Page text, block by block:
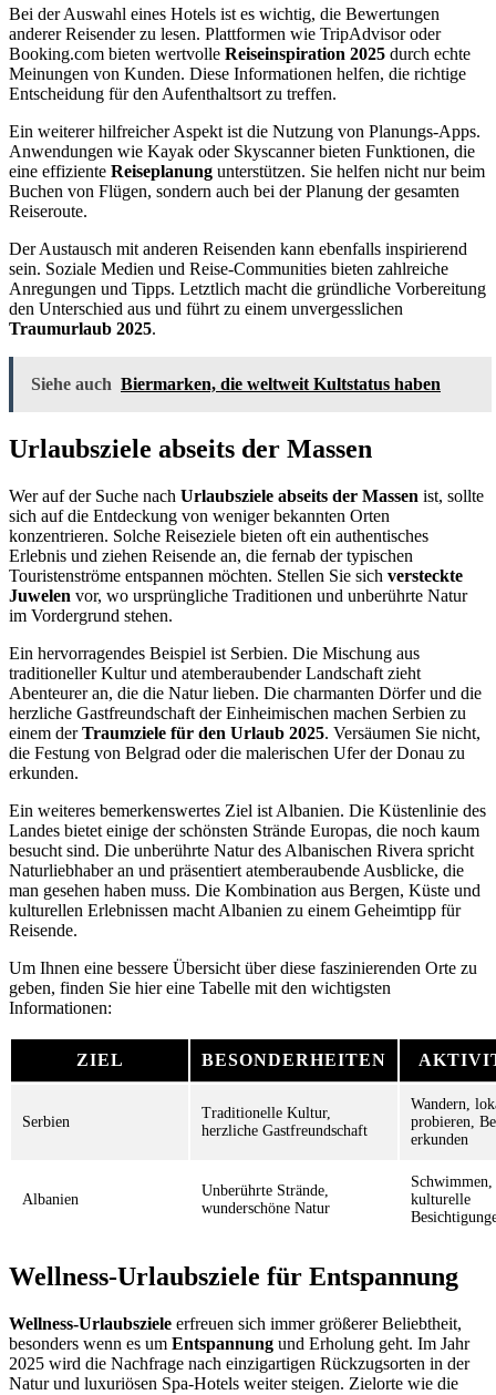
Bei der Auswahl eines Hotels ist es wichtig, die Bewertungen
anderer Reisender zu lesen. Plattformen wie TripAdvisor oder
Booking.com bieten wertvolle Reiseinspiration 2025 durch echte
Meinungen von Kunden. Diese Informationen helfen, die richtige
Entscheidung für den Aufenthaltsort zu treffen.
Ein weiterer hilfreicher Aspekt ist die Nutzung von Planungs-Apps.
Anwendungen wie Kayak oder Skyscanner bieten Funktionen, die
eine effiziente Reiseplanung unterstützen. Sie helfen nicht nur beim
Buchen von Flügen, sondern auch bei der Planung der gesamten
Reiseroute.
Der Austausch mit anderen Reisenden kann ebenfalls inspirierend
sein. Soziale Medien und Reise-Communities bieten zahlreiche
Anregungen und Tipps. Letztlich macht die gründliche Vorbereitung
den Unterschied aus und führt zu einem unvergesslichen
Traumurlaub 2025.
Siehe auch Biermarken, die weltweit Kultstatus haben
Urlaubsziele abseits der Massen
Wer auf der Suche nach Urlaubsziele abseits der Massen ist, sollte
sich auf die Entdeckung von weniger bekannten Orten
konzentrieren. Solche Reiseziele bieten oft ein authentisches
Erlebnis und ziehen Reisende an, die fernab der typischen
Touristenströme entspannen möchten. Stellen Sie sich versteckte
Juwelen vor, wo ursprüngliche Traditionen und unberührte Natur
im Vordergrund stehen.
Ein hervorragendes Beispiel ist Serbien. Die Mischung aus
traditioneller Kultur und atemberaubender Landschaft zieht
Abenteurer an, die die Natur lieben. Die charmanten Dörfer und die
herzliche Gastfreundschaft der Einheimischen machen Serbien zu
einem derTraumziele für den Urlaub 2025. Versäumen Sie nicht,
die Festung von Belgrad oder die malerischen Ufer der Donau zu
erkunden.
Ein weiteres bemerkenswertes Ziel ist Albanien. Die Küstenlinie des
Landes bietet einige der schönsten Strände Europas, die noch kaum
besucht sind. Die unberührte Natur des Albanischen Rivera spricht
Naturliebhaber an und präsentiert atemberaubende Ausblicke, die
man gesehen haben muss. Die Kombination aus Bergen, Küste und
kulturellen Erlebnissen macht Albanien zu einem Geheimtipp für
Reisende.
Um Ihnen eine bessere Übersicht über diese faszinierenden Orte zu
geben, finden Sie hier eine Tabelle mit den wichtigsten
Informationen:
ZIEL BESONDERHEITEN
Serbien
Traditionelle Kultur,
herzliche Gastfreundschaft
Wandern,
probieren,
erkunden
Albanien
Unberührte Strände,
wunderschöne Natur
Schwimmen,
kulturelle
Wellness-Urlaubsziele für Entspannung
Wellness-Urlaubsziele erfreuen sich immer größerer Beliebtheit,
besonders wenn es um Entspannung und Erholung geht. Im Jahr
2025 wird die Nachfrage nach einzigartigen Rückzugsorten in der
Natur und luxuriösen Spa-Hotels weiter steigen. Zielorte wie die